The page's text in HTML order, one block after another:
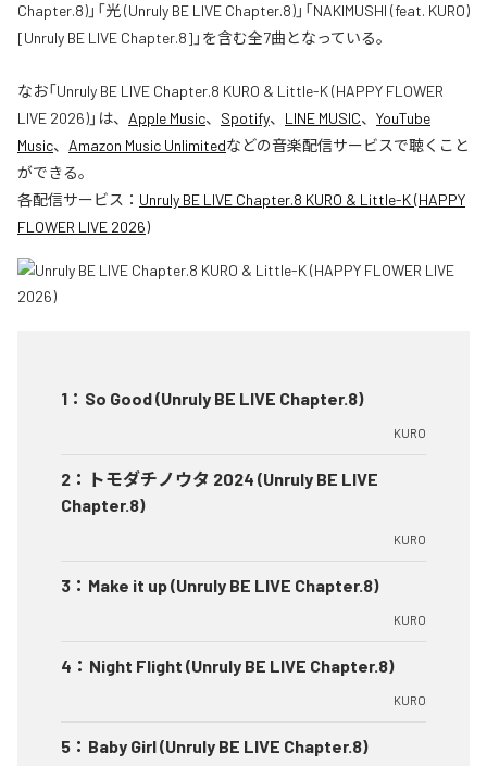
Chapter.8)」「光 (Unruly BE LIVE Chapter.8)」「NAKIMUSHI (feat. KURO)
[Unruly BE LIVE Chapter.8]」を含む全7曲となっている。
なお「Unruly BE LIVE Chapter.8 KURO & Little-K (HAPPY FLOWER
LIVE 2026)」は、 Apple Music、 Spotify、 LINE MUSIC、 YouTube
Music、 Amazon Music Unlimitedなどの音楽配信サービスで聴くこと
ができる。
各配信サービス： Unruly BE LIVE Chapter.8 KURO & Little-K (HAPPY
FLOWER LIVE 2026)
1 ： So Good (Unruly BE LIVE Chapter.8)
KURO
2 ： トモダチノウタ 2024 (Unruly BE LIVE
Chapter.8)
KURO
3 ： Make it up (Unruly BE LIVE Chapter.8)
KURO
4 ： Night Flight (Unruly BE LIVE Chapter.8)
KURO
5 ： Baby Girl (Unruly BE LIVE Chapter.8)